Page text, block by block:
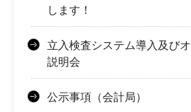
します！
立入検査システム導入及び
説明会
公示事項（会計局）